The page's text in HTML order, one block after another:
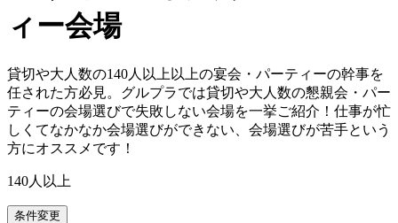
ィー会場
貸切や大人数の140人以上以上の宴会・パーティーの幹事を
任された方必見。グルプラでは貸切や大人数の懇親会・パー
ティーの会場選びで失敗しない会場を一挙ご紹介！仕事が忙
しくてなかなか会場選びができない、会場選びが苦手という
方にオススメです！
140人以上
条件変更